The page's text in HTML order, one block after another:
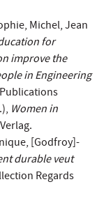
Michel, Jean
for
improve the
in Engineering
Women in
[Godfroy]-
durable veut
Regards